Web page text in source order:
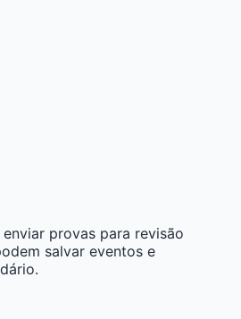
provas para revisão
salvar eventos e